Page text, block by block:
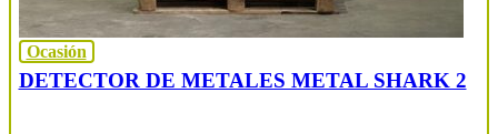
Ocasión
DETECTOR DE METALES METAL SHARK 2